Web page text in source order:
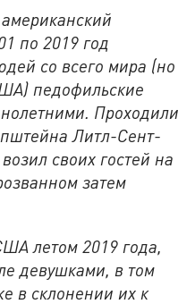
по 2019 год
со всего мира (но
педофильские
Проходили
Литл-Сент-
своих гостей на
затем
летом 2019 года,
девушками, в том
в склонении их к